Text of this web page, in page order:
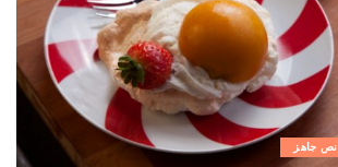
نص جاهز